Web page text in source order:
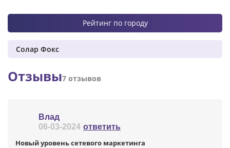
постоянную прибыль с оборота заведения.
Рейтинг по городу
Солар Фокс
Отзывы7 отзывов
Влад
06-03-2024 ответить
Новый уровень сетевого маркетинга